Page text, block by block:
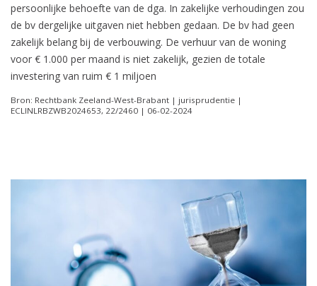
persoonlijke behoefte van de dga. In zakelijke verhoudingen zou
de bv dergelijke uitgaven niet hebben gedaan. De bv had geen
zakelijk belang bij de verbouwing. De verhuur van de woning
voor € 1.000 per maand is niet zakelijk, gezien de totale
investering van ruim € 1 miljoen
Bron: Rechtbank Zeeland-West-Brabant | jurisprudentie |
ECLINLRBZWB2024653, 22/2460 | 06-02-2024